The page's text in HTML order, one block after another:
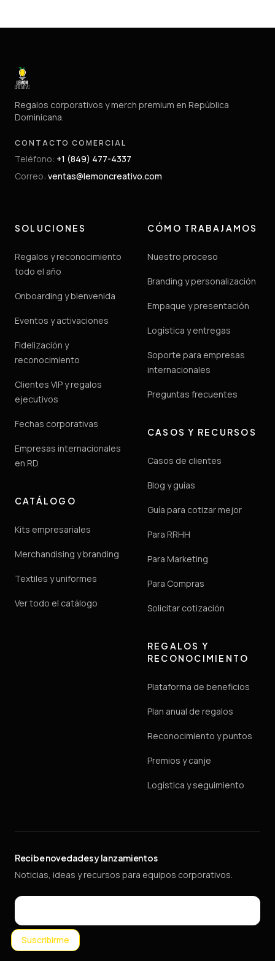
Regalos corporativos y merch premium en República
Dominicana.
CONTACTO COMERCIAL
Teléfono: +1 (849) 477-4337
Correo: ventas@lemoncreativo.com
SOLUCIONES
Regalos y reconocimiento
todo el año
Onboarding y bienvenida
Eventos y activaciones
Fidelización y
reconocimiento
Clientes VIP y regalos
ejecutivos
Fechas corporativas
Empresas internacionales
en RD
CATÁLOGO
Kits empresariales
Merchandising y branding
Textiles y uniformes
Ver todo el catálogo
CÓMO TRABAJAMOS
Nuestro proceso
Branding y personalización
Empaque y presentación
Logística y entregas
Soporte para empresas
internacionales
Preguntas frecuentes
CASOS Y RECURSOS
Casos de clientes
Blog y guías
Guía para cotizar mejor
Para RRHH
Para Marketing
Para Compras
Solicitar cotización
REGALOS Y
RECONOCIMIENTO
Plataforma de beneficios
Plan anual de regalos
Reconocimiento y puntos
Premios y canje
Logística y seguimiento
Recibe novedades y lanzamientos
Noticias, ideas y recursos para equipos corporativos.
Email
Suscribirme